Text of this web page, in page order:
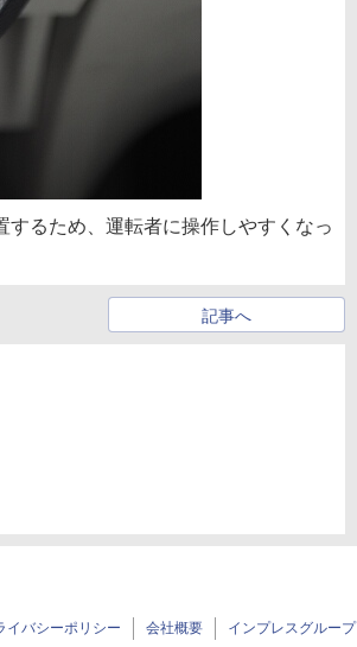
るため、運転者に操作しやすくなっ
記事へ
イバシーポリシー 会社概要 インプレスグループ